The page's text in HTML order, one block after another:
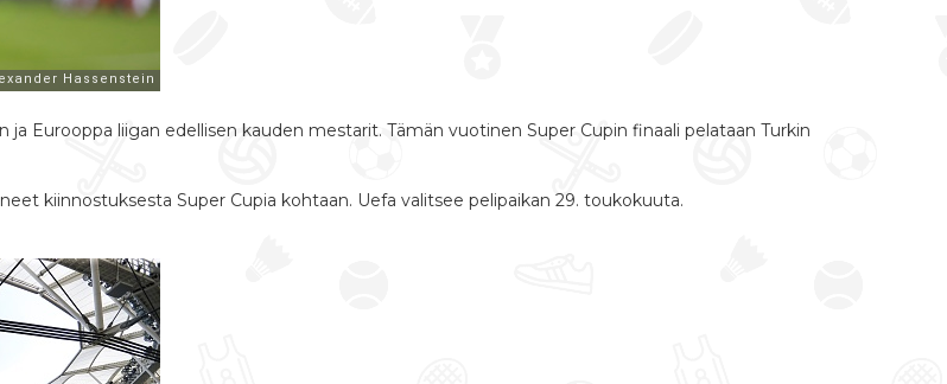
Eurooppa liigan edellisen kauden mestarit. Tämän vuotinen Super Cupin finaali pelataan Turkin
kiinnostuksesta Super Cupia kohtaan. Uefa valitsee pelipaikan 29. toukokuuta.